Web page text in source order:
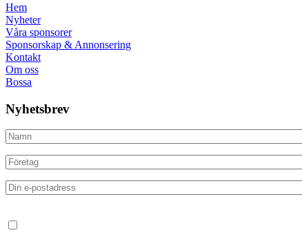
Hem
Nyheter
Våra sponsorer
Sponsorskap & Annonsering
Kontakt
Om oss
Bossa
Nyhetsbrev